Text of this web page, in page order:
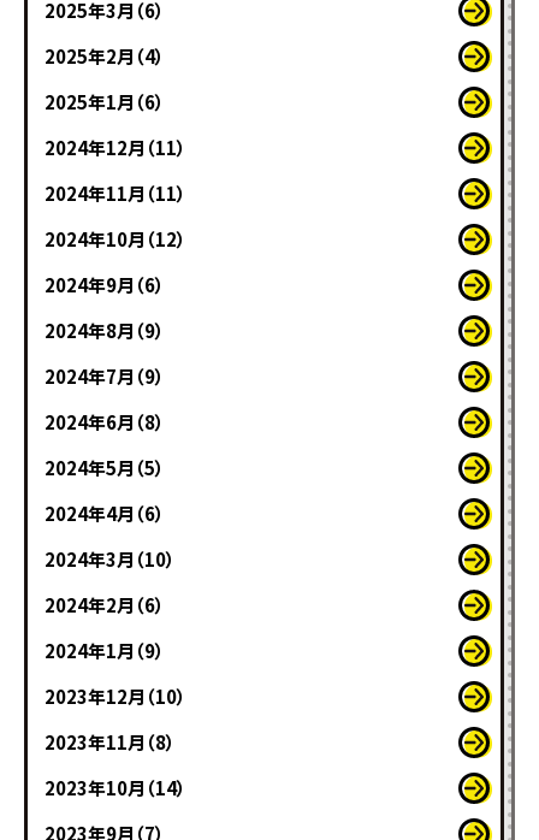
2025年3月（6）
2025年2月（4）
2025年1月（6）
2024年12月（11）
2024年11月（11）
2024年10月（12）
2024年9月（6）
2024年8月（9）
2024年7月（9）
2024年6月（8）
2024年5月（5）
2024年4月（6）
2024年3月（10）
2024年2月（6）
2024年1月（9）
2023年12月（10）
2023年11月（8）
2023年10月（14）
2023年9月（7）